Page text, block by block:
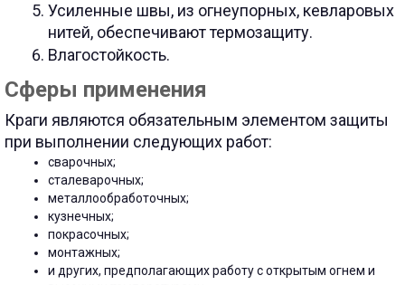
Усиленные швы, из огнеупорных, кевларовых
нитей, обеспечивают термозащиту.
Влагостойкость.
Сферы применения
Краги являются обязательным элементом защиты
при выполнении следующих работ:
сварочных;
сталеварочных;
металлообработочных;
кузнечных;
покрасочных;
монтажных;
и других, предполагающих работу с открытым огнем и